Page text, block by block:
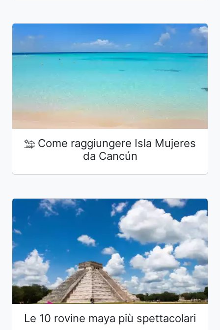
Come raggiungere Isla Mujeres
da Cancún
Le 10 rovine maya più spettacolari